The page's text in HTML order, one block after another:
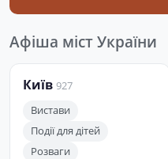
Афіша міст України
Київ 927
Вистави
Події для дітей
Розваги